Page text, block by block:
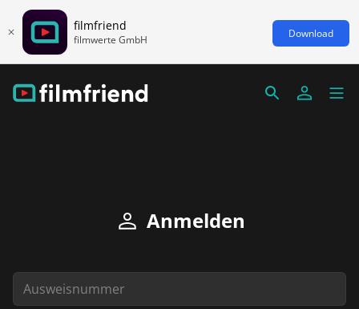
filmfriend
filmwerte GmbH Download
Anmelden